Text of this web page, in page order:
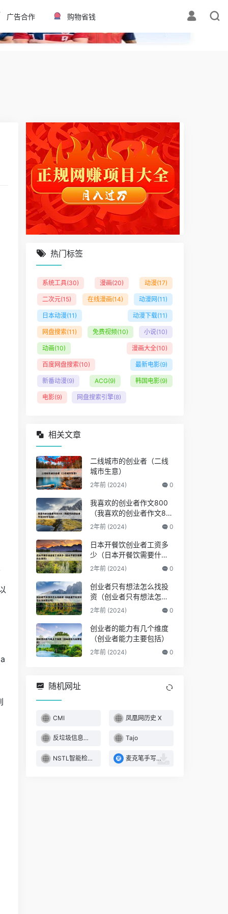
✕
广告合作 购物省钱
热门标签
系统工具(30) 漫画(20) 动漫(17)
二次元(15) 在线漫画(14) 动漫网 (11)
日本动漫(11) 动漫下载(11)
网盘搜索(11) 免费视频(10) 小说(10)
动画(10) 漫画大全(10)
百度网盘搜索(10) 最新电影(9)
新番动漫(9) ACG(9) 韩国电影(9)
电影(9) 网盘搜索引擎(8)
相关文章
二线城市的创业者（二线
城市生意）
2年前 (2024) 0
我喜欢的创业者作文800
（我喜欢的创业者作文80
0字左右）
2年前 (2024) 0
日本开餐饮创业者工资多
少（日本开餐饮需要什么
条件）
2年前 (2024) 0
创业者只有想法怎么找投
资（创业者只有想法怎么
找投资公司）
2年前 (2024) 0
创业者的能力有几个维度
（创业者能力主要包括）
2年前 (2024) 0
随机网址
CMI 凤凰网历史 X
反垃圾信息举报 Tajo
NSTL智能检索平台 麦克笔手写字体